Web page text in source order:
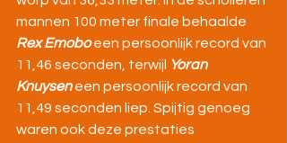
mannen 100 meter finale behaalde
Rex Emobo een persoonlijk record van
11,46 seconden, terwijl Yoran
Knuysen een persoonlijk record van
11,49 seconden liep. Spijtig genoeg
waren ook deze prestaties